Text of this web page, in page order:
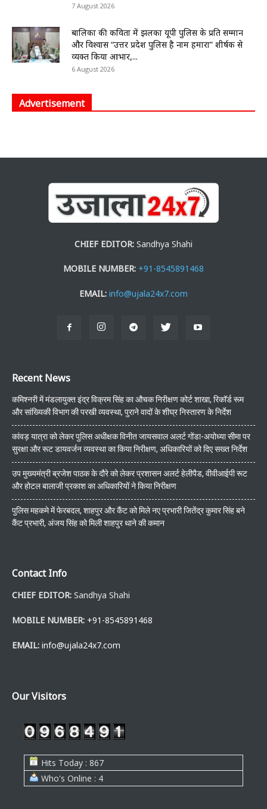
7 August 2026
बालिका की कविता में झलका यूपी पुलिस के प्रति सम्मान
और विश्वास “उत्तर प्रदेश पुलिस है नाम हमारा” शीर्षक से
व्यक्त किया आभार,...
6 August 2026
Advertisement
CHIEF EDITOR: Sandhya Shahi
MOBILE NUMBER: +91-8545891468
EMAIL: info@ujala24x7.com
Recent News
कमिश्नरी में मंडलायुक्त इंद्र विक्रम सिंह का औचक निरीक्षण कोर्ट शाखा, रिकॉर्ड रूम
और सांख्यिकी विभाग की परखी व्यवस्था, पुराने वादों के शीघ्र निस्तारण के निर्देश
कांवड़ यात्रा को लेकर पुलिस अधीक्षक विनीत जायसवाल अलर्ट गोंडा-अयोध्या सीमा पर
सुरक्षा और रूट डायवर्जन व्यवस्था का किया निरीक्षण, अधिकारियों को दिए सख्त निर्देश
उप मुख्यमंत्री ब्रजेश पाठक के दौरे को लेकर प्रशासन अलर्ट हेलीपैड, वीवीआईपी रूट
और होटल बालाजी प्रकाश का अधिकारियों ने किया निरीक्षण
पुलिस महकमे में फेरबदल, शाहपुर और कैंट को मिले नए प्रभारी जितेंद्र कुमार सिंह बने
कैंट प्रभारी, अंजय सिंह को मिली शाहपुर थाने की कमान
Contact Info
CHIEF EDITOR: Sandhya Shahi
MOBILE NUMBER: +91-8545891468
EMAIL: info@ujala24x7.com
Our Visitors
Hits Today : 867
Who's Online : 4